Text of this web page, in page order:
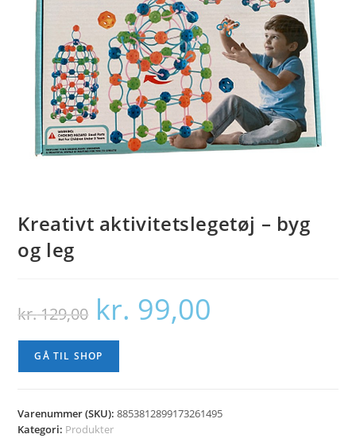
Kreativt aktivitetslegetøj – byg
og leg
kr.129,00
Den
oprindelige
pris
kr. 129,00.
kr. 99,00
GÅ TIL SHOP
Varenummer (SKU):8853812899173261495
Kategori: Produkter